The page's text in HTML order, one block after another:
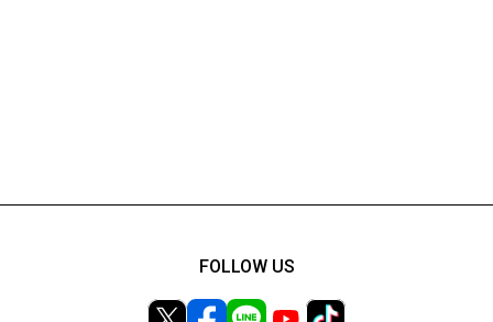
FOLLOW US